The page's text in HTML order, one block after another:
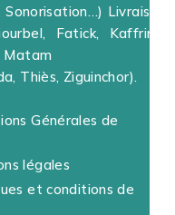
Livraison
Fatick, Kaffrine,
Matam
Thiès, Ziguinchor).
Générales de
légales
et conditions de